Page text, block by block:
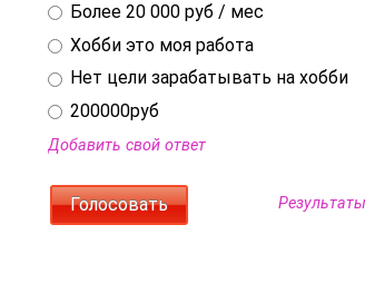
Более 20 000 руб / мес
Хобби это моя работа
Нет цели зарабатывать на хобби
200000руб
Добавить свой ответ
Результаты